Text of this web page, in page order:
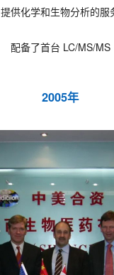
提供化学和生物分析的服
配备了首台 LC/MS/MS
2005年